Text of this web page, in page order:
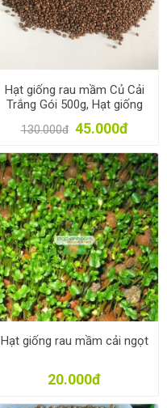
Hạt giống rau mầm Củ Cải
Trắng Gói 500g, Hạt giống
130.000đ 45.000đ
Hạt giống rau mầm cải ngọt
20.000đ